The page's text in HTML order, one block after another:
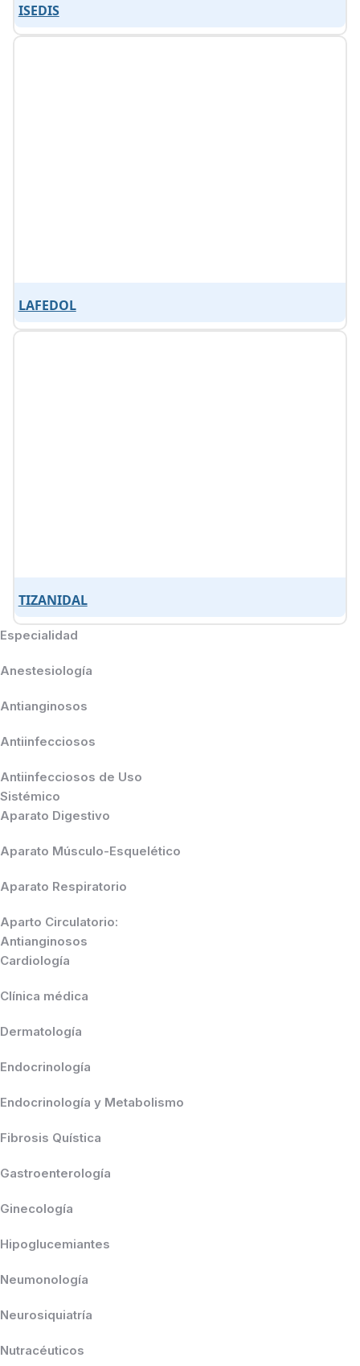
ISEDIS
LAFEDOL
TIZANIDAL
Especialidad
Anestesiología
Antianginosos
Antiinfecciosos
Antiinfecciosos de Uso
Sistémico
Aparato Digestivo
Aparato Músculo-Esquelético
Aparato Respiratorio
Aparto Circulatorio:
Antianginosos
Cardiología
Clínica médica
Dermatología
Endocrinología
Endocrinología y Metabolismo
Fibrosis Quística
Gastroenterología
Ginecología
Hipoglucemiantes
Neumonología
Neurosiquiatría
Nutracéuticos